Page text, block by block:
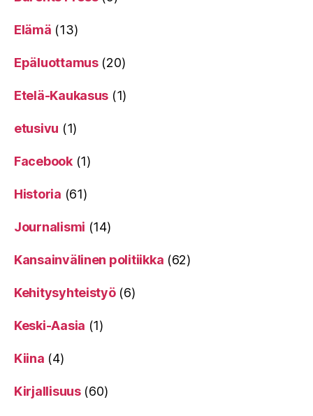
Elämä (13)
Epäluottamus(20)
Etelä-Kaukasus (1)
etusivu (1)
Facebook(1)
Historia (61)
Journalismi (14)
Kansainvälinen politiikka (62)
Kehitysyhteistyö(6)
Keski-Aasia (1)
Kiina (4)
Kirjallisuus(60)